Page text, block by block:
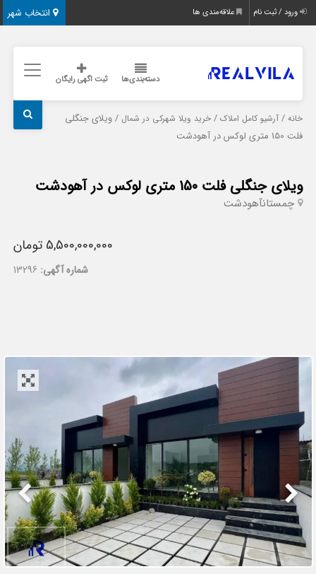
انتخاب شهر ورود / ثبت نام علاقه‌مندی ها
دسته‌بندی‌ها ثبت اگهی رایگان
خانه /آرشیو کامل املاک /خرید ویلا شهرکی در شمال / ویلای جنگلی
فلت 150 متری لوکس در آهودشت
ویلای جنگلی فلت 150 متری لوکس در آهودشت
چمستانآهودشت
5,500,000,000 تومان
شماره آگهی: 13296